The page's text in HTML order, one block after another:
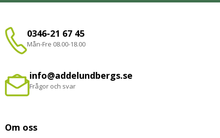
0346-21 67 45
Mån-Fre 08.00-18.00
info@addelundbergs.se
Frågor och svar
Om oss